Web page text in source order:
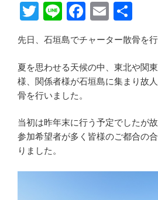
T
wi
tt
er
Li
n
e
F
c
e
b
o
k
E
m
ail
有
先日、石垣島でチャーター散骨を行
夏を思わせる天候の中、東北や関
様、関係者様が石垣島に集まり故
骨を行いました。
当初は昨年末に行う予定でしたが
参加希望者が多く皆様のご都合の
りました。